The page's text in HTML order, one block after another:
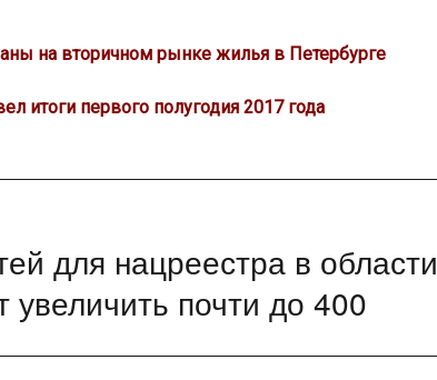
на вторичном рынке жилья в Петербурге
итоги первого полугодия 2017 года
для нацреестра в области
увеличить почти до 400